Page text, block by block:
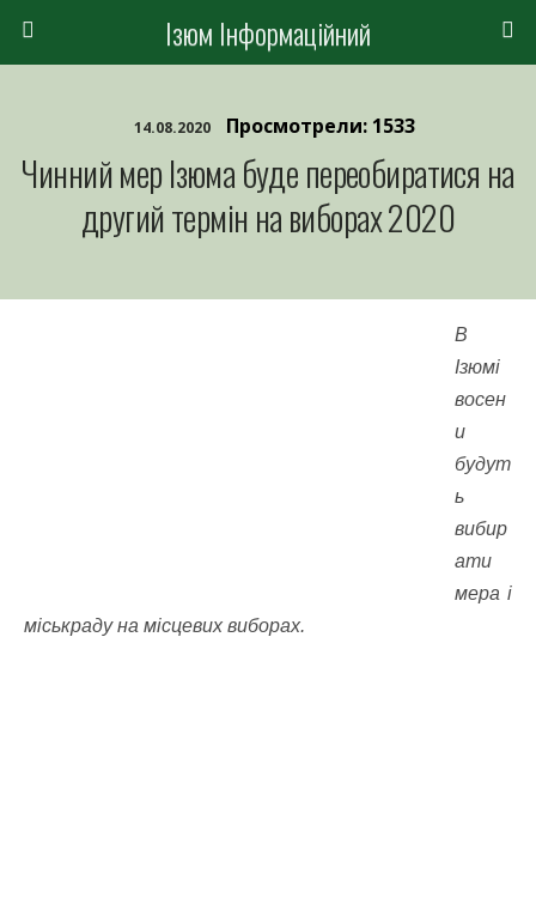
Ізюм Інформаційний
14.08.2020 Просмотрели: 1533
Чинний мер Ізюма буде переобиратися на
другий термін на виборах 2020
В
Ізюмі
восен
и
будут
ь
вибир
ати
мера і
міськраду на місцевих виборах.